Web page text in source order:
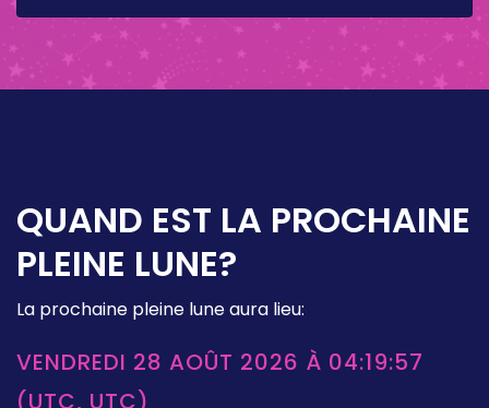
QUAND EST LA PROCHAINE
PLEINE LUNE?
La prochaine pleine lune aura lieu:
VENDREDI 28 AOÛT 2026 À 04:19:57
(UTC, UTC)